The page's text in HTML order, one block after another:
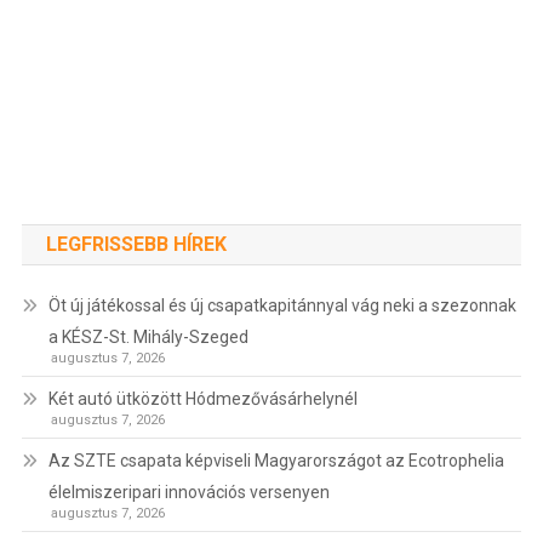
LEGFRISSEBB HÍREK
Öt új játékossal és új csapatkapitánnyal vág neki a szezonnak
a KÉSZ-St. Mihály-Szeged
augusztus 7, 2026
Két autó ütközött Hódmezővásárhelynél
augusztus 7, 2026
Az SZTE csapata képviseli Magyarországot az Ecotrophelia
élelmiszeripari innovációs versenyen
augusztus 7, 2026